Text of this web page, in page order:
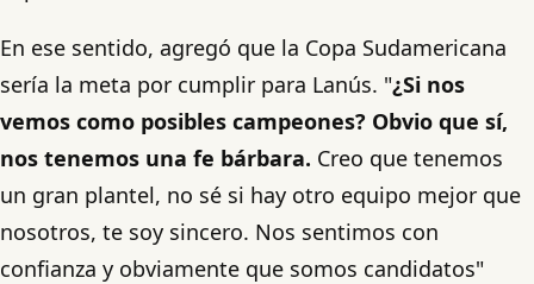
En ese sentido, agregó que la Copa Sudamericana
sería la meta por cumplir para Lanús. "¿Si nos
vemos como posibles campeones? Obvio que sí,
nos tenemos una fe bárbara. Creo que tenemos
un gran plantel, no sé si hay otro equipo mejor que
nosotros, te soy sincero. Nos sentimos con
confianza y obviamente que somos candidatos"